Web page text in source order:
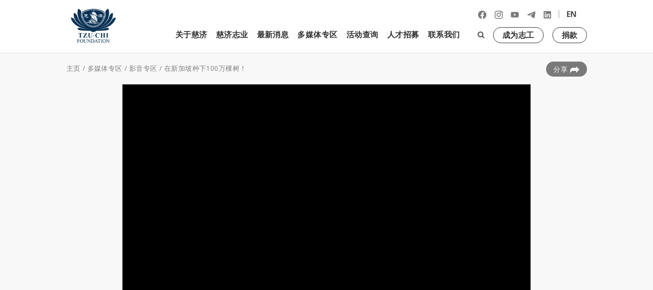
|
EN
关于慈济
慈济志业 最新消息 多媒体专区 活动查询 人才招募 联系我们 成为志工 捐款
主页 / 多媒体专区 / 影音专区 / 在新加坡种下100万棵树！ 分享